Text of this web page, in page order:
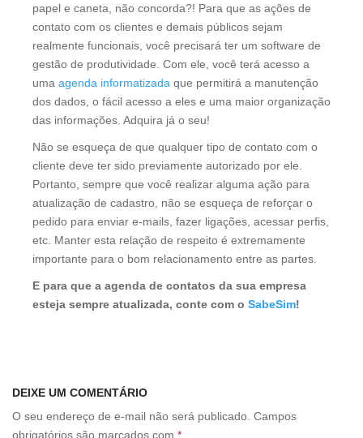
papel e caneta, não concorda?! Para que as ações de
contato com os clientes e demais públicos sejam
realmente funcionais, você precisará ter um software de
gestão de produtividade. Com ele, você terá acesso a
uma agenda informatizada que permitirá a manutenção
dos dados, o fácil acesso a eles e uma maior organização
das informações. Adquira já o seu!
Não se esqueça de que qualquer tipo de contato com o
cliente deve ter sido previamente autorizado por ele.
Portanto, sempre que você realizar alguma ação para
atualização de cadastro, não se esqueça de reforçar o
pedido para enviar e-mails, fazer ligações, acessar perfis,
etc. Manter esta relação de respeito é extremamente
importante para o bom relacionamento entre as partes.
E para que a agenda de contatos da sua empresa
esteja sempre atualizada, conte com o SabeSim!
DEIXE UM COMENTÁRIO
O seu endereço de e-mail não será publicado. Campos
obrigatórios são marcados com *